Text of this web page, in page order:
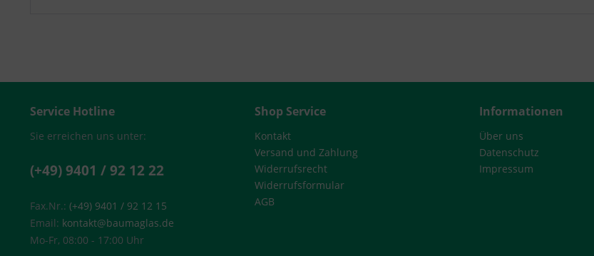
Service Hotline
Sie erreichen uns unter:
(+49) 9401 / 92 12 22
Fax.Nr.: (+49) 9401 / 92 12 15
Email: kontakt@baumaglas.de
Mo-Fr, 08:00 - 17:00 Uhr
Shop Service
Kontakt
Versand und Zahlung
Widerrufsrecht
Widerrufsformular
AGB
Informationen
Über uns
Datenschutz
Impressum